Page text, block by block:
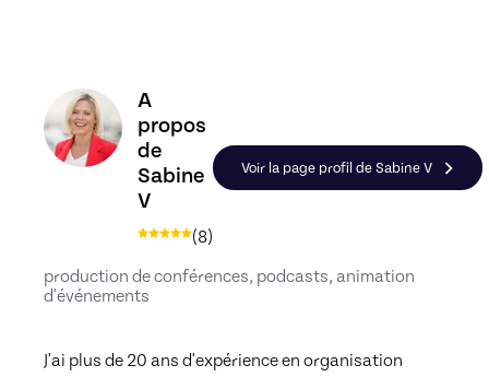
Découvrez le profil de Sabine V, Skiller en
A
propos
de
Sabine
V
(8)
Voir la page profil de Sabine V
production de conférences, podcasts, animation
d'événements
J'ai plus de 20 ans d'expérience en organisation